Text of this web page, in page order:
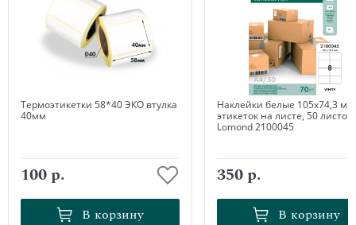
Термоэтикетки 58*40 ЭКО втулка
40мм
100 р.
В корзину
В корзину
Наклейки белые 105х74,3
этикеток на листе, 50 листов,
Lomond 2100045
350 р.
В корзину
В корзину